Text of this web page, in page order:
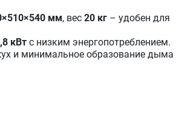
мм, вес 20 кг – удобен для
кВт с низким энергопотреблением.
и минимальное образование дыма